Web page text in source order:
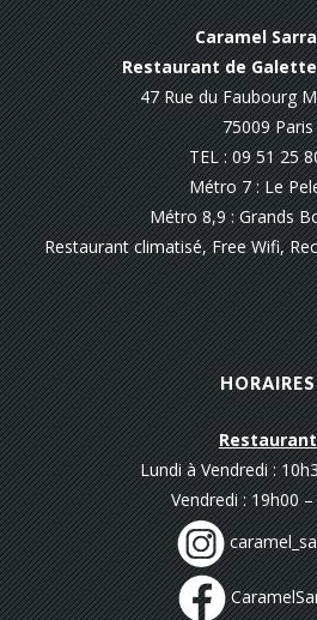
Caramel
Restaurant de
47 Rue du Faubourg
75009 Paris
TEL : 09 51 25
Métro 7 : Le
Métro 8,9 : Grands
Restaurant climatisé, Free Wifi,
HORAIRES
Restaurant
Lundi à Vendredi :
Vendredi : 19h00